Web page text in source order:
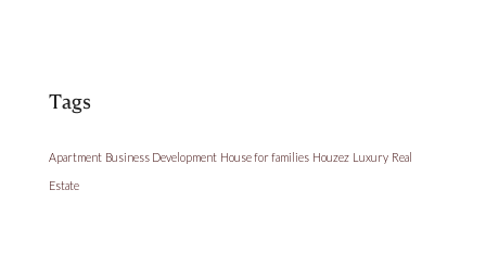
Tags
Apartment Business Development House for families Houzez Luxury Real
Estate